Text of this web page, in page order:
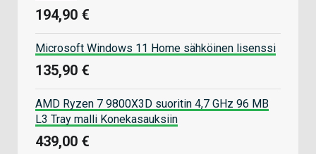
194,90 €
Microsoft Windows 11 Home sähköinen lisenssi
135,90 €
AMD Ryzen 7 9800X3D suoritin 4,7 GHz 96 MB
L3 Tray malli Konekasauksiin
439,00 €